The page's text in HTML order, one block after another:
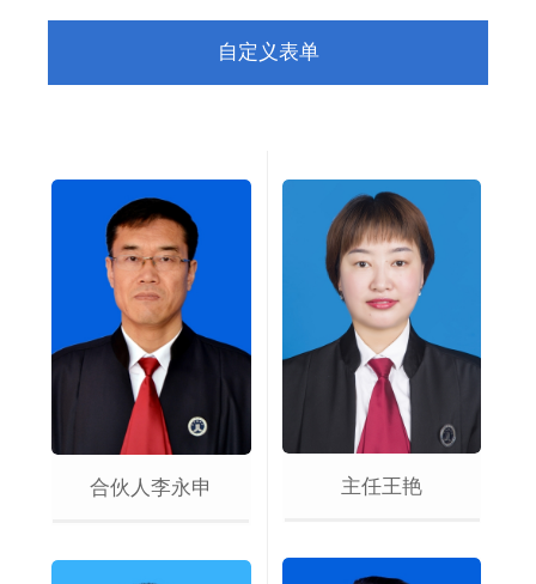
自定义表单
合伙人李永申 主任王艳